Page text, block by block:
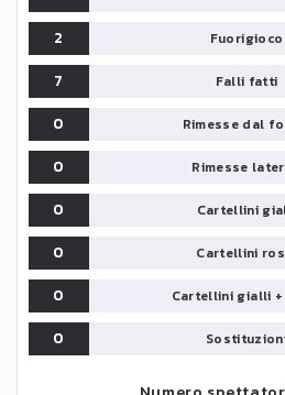
2
Fuorigioco
7
Falli fatti
0
Rimesse dal
0
Rimesse
0
Cartellini
0
Cartellini
0
Cartellini gialli
0